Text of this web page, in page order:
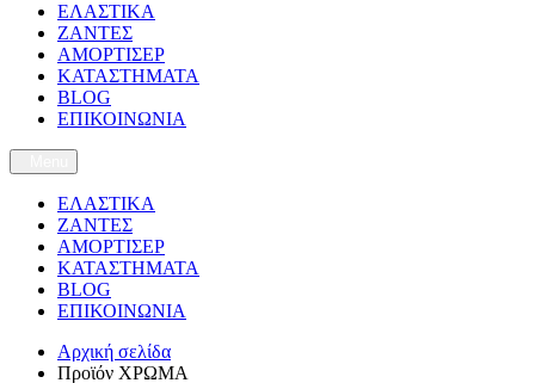
ΕΛΑΣΤΙΚΑ
ΖΑΝΤΕΣ
ΑΜΟΡΤΙΣΕΡ
ΚΑΤΑΣΤΗΜΑΤΑ
BLOG
ΕΠΙΚΟΙΝΩΝΙΑ
ΕΛΑΣΤΙΚΑ
ΖΑΝΤΕΣ
ΑΜΟΡΤΙΣΕΡ
ΚΑΤΑΣΤΗΜΑΤΑ
BLOG
ΕΠΙΚΟΙΝΩΝΙΑ
Αρχική σελίδα
Προϊόν ΧΡΩΜΑ